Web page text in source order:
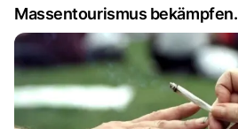
Massentourismus bekämpfen.